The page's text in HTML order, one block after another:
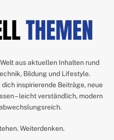
aus aktuellen Inhalten rund
Bildung und Lifestyle.
inspirierende Beiträge, neue
– leicht verständlich, modern
Weiterdenken.